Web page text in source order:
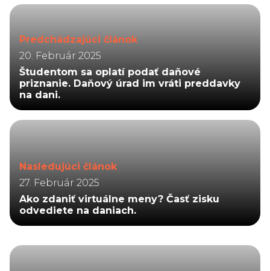
Predchádzajúci článok
20. Február 2025
Študentom sa oplatí podať daňové
priznanie. Daňový úrad im vráti preddavky
na dani.
Nasledujúci článok
27. Február 2025
Ako zdaniť virtuálne meny? Časť zisku
odvediete na daniach.